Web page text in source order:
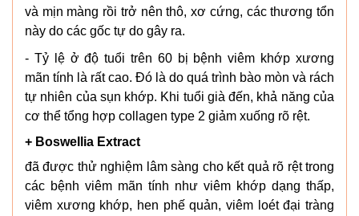
và mịn màng rồi trở nên thô, xơ cứng, các thương tổn
này do các gốc tự do gây ra.
- Tỷ lệ ở độ tuổi trên 60 bị bệnh viêm khớp xương
mãn tính là rất cao. Đó là do quá trình bào mòn và rách
tự nhiên của sụn khớp. Khi tuổi già đến, khả năng của
cơ thể tổng hợp collagen type 2 giảm xuống rõ rệt.
+ Boswellia Extract
đã được thử nghiệm lâm sàng cho kết quả rõ rệt trong
các bệnh viêm mãn tính như viêm khớp dạng thấp,
viêm xương khớp, hen phế quản, viêm loét đại tràng